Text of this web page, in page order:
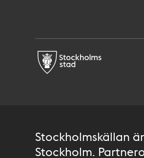
Stockholmskällan
Stockholm.